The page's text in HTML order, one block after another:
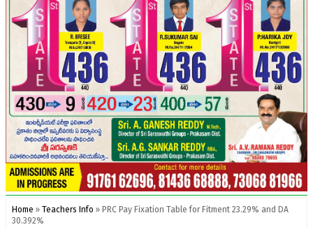
Home » Teachers Info » PRC Pay Fixation Table for Fitment 23.29% and DA
30.392%